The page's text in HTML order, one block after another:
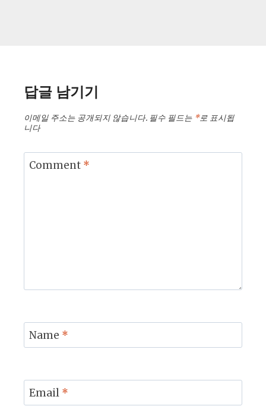
답글 남기기
이메일 주소는 공개되지 않습니다. 필수 필드는 *로 표시됩
니다
Comment *
Name *
Email *